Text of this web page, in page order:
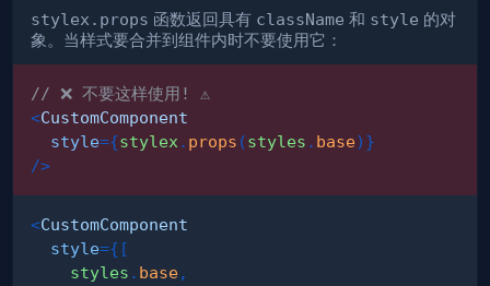
stylex.props 函数返回具有 className 和 style 的对
象。当样式要合并到组件内时不要使用它：
// ❌ 不要这样使用! ⚠️
<CustomComponent
style={stylex . props (styles . base) }
/>
<CustomComponent
style={ [
    styles
. base,